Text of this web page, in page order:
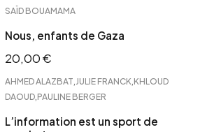
SAÏD BOUAMAMA
Nous, enfants de Gaza
20,00€
AHMED ALAZBAT JULIE FRANCK KHLOUD
DAOUD PAULINE BERGER
L’information est un sport de